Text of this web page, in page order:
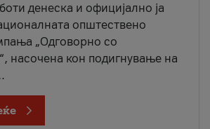
денеска и официјално ја
општествено
„Одговорно со
насочена кон подигнување на